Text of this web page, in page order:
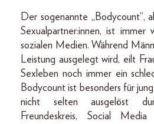
Der sogenannte „Bodycount“,
Sexualpartner:innen, ist
sozialen Medien. Während
Leistung ausgelegt wird, eilt
Sexleben noch immer ein
Bodycount ist besonders für
nicht selten ausgelöst
Freundeskreis, Social